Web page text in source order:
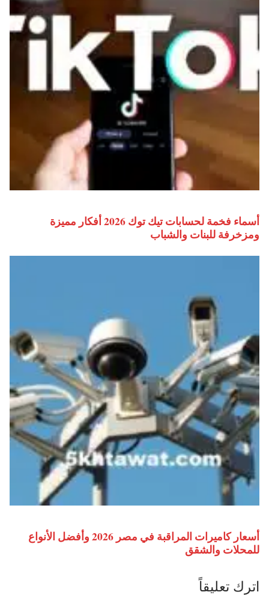
أسماء فخمة لحسابات تيك توك 2026 أفكار مميزة
ومزخرفة للبنات والشباب
أسعار كاميرات المراقبة في مصر 2026 وأفضل الأنواع
للمحلات والشقق
اترك تعليقاً